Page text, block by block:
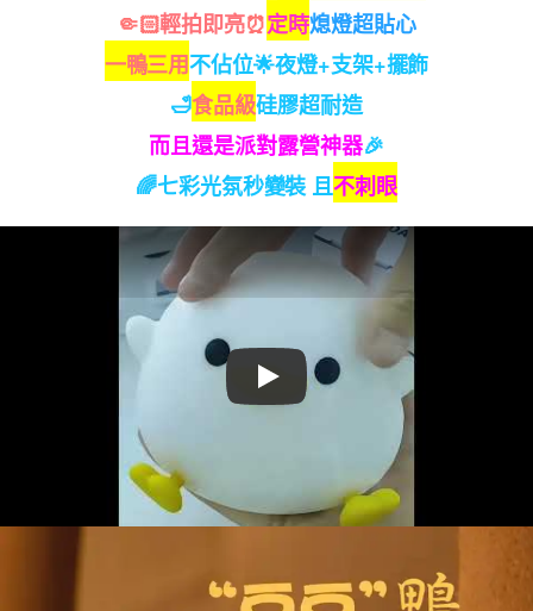
🤏🏻輕拍即亮⏰定時熄燈超貼心
一鴨三用不佔位🌟夜燈+支架+擺飾
🛁食品級硅膠超耐造
而且還是派對露營神器🎉
🌈七彩光氛秒變裝 且不刺眼
Play